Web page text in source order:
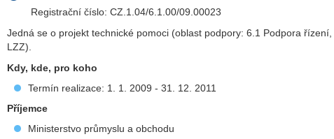
Registrační číslo: CZ.1.04/6.1.00/09.00023
Jedná se o projekt technické pomoci (oblast podpory: 6.1 Podpora
LZZ).
Kdy, kde, pro koho
Termín realizace: 1. 1. 2009 - 31. 12. 2011
Příjemce
Ministerstvo průmyslu a obchodu